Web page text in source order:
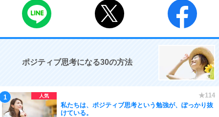
ポジティブ思考になる30の方法
私たちは、ポジティブ思考という勉強が、ぽっかり抜
けている。